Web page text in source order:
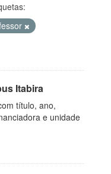
Itabira
título, ano,
e unidade